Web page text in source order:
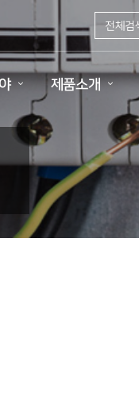
제품소개